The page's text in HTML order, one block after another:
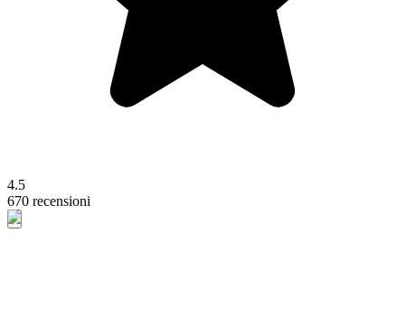
4.5
670 recensioni